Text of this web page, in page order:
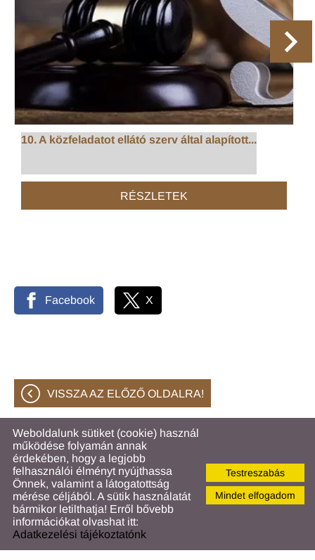
10. A közfeladatot ellátó szerv által alapított...
RÉSZLETEK
Facebook X
VISSZA AZ ELŐZŐ OLDALRA!
© 2026 - Hahóti Közös Önkormányzati Hivatal
Oldal információklAdatkezelési tájékoztatól
ImpresszumlSütik kezelése
KERESÉS AZ OLDAL TARTALMÁBAN
Mindet elfogadom
Testreszabás
Weboldalunk sütiket (cookie) használ
működése folyamán annak
érdekében, hogy a legjobb
felhasználói élményt nyújthassa
Önnek, valamint a látogatottság
mérése céljából. A sütik használatát
bármikor letilthatja! Erről bővebb
információkat olvashat itt:
Adatkezelési tájékoztatónk